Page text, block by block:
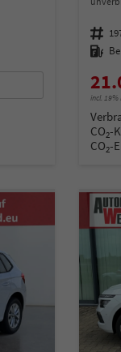
Fahrzeugnummer
Kraftstoff
incl. 19%
CO2-
CO2-